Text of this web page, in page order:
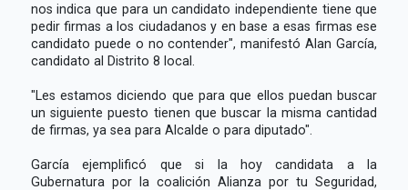
nos indica que para un candidato independiente tiene que
pedir firmas a los ciudadanos y en base a esas firmas ese
candidato puede o no contender", manifestó Alan García,
candidato al Distrito 8 local.
"Les estamos diciendo que para que ellos puedan buscar
un siguiente puesto tienen que buscar la misma cantidad
de firmas, ya sea para Alcalde o para diputado".
García ejemplificó que si la hoy candidata a la
Gubernatura por la coalición Alianza por tu Seguridad,